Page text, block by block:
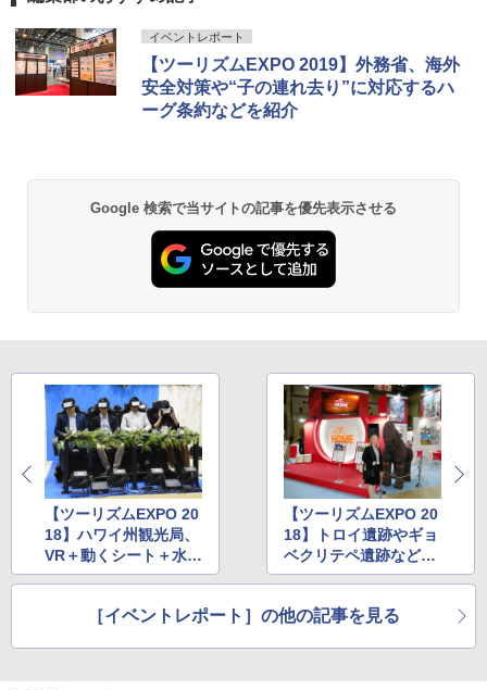
GRANDOOR ステンレス保冷剤 2個セット 2
026リニューアル 急速冷凍 空間倍増 衛生的
コンパクト 保冷力長持ち
￥2,980
ラソル ガーデン サイトシート付 折りたたみ
防水 UVカット 4段階高さ調整 軽量 収納袋付
￥6,459
秒）射程5～10m 安全ロック搭載 携帯収納袋
付き ヒグマ・イノシシ対策 自治体・教育機
関の購入実績 登山・キャンプ・アウトドア・
防災用品 長期保存可能 緊急時用 日本国内発
送
￥3,680
ポインターライト 強力 小型 緑色/赤色/青紫色
USB充電式 高精度 超長距離照射 長時間使用
ンパクト多機能設計 持ち運び便利 アウトド
イベントレポート
【ツーリズムEXPO 2019】外務省、海外
安全対策や“子の連れ去り”に対応するハ
ーグ条約などを紹介
Google 検索で当サイトの記事を優先表示させる
【ツーリズムEXPO 20
18】ハワイ州観光局、
VR＋動くシート＋水し
ぶきや風でハワイを体
【ツーリズムEXPO 20
18】トロイ遺跡やギョ
ベクリテペ遺跡など、
世界遺産をアピールす
［イベントレポート］の他の記事を見る